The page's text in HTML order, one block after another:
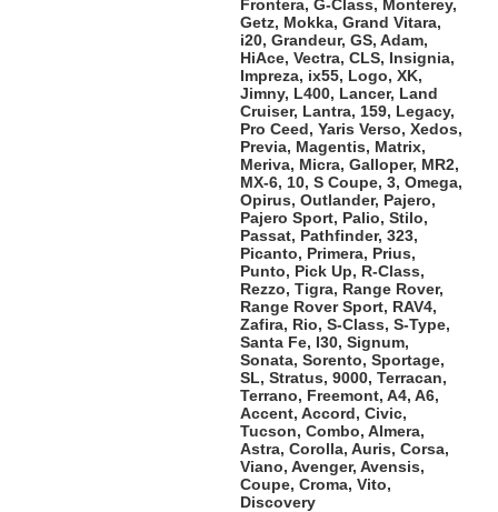
Frontera, G-Class, Monterey,
Getz, Mokka, Grand Vitara,
i20, Grandeur, GS, Adam,
HiAce, Vectra, CLS, Insignia,
Impreza, ix55, Logo, XK,
Jimny, L400, Lancer, Land
Cruiser, Lantra, 159, Legacy,
Pro Ceed, Yaris Verso, Xedos,
Previa, Magentis, Matrix,
Meriva, Micra, Galloper, MR2,
MX-6, 10, S Coupe, 3, Omega,
Opirus, Outlander, Pajero,
Pajero Sport, Palio, Stilo,
Passat, Pathfinder, 323,
Picanto, Primera, Prius,
Punto, Pick Up, R-Class,
Rezzo, Tigra, Range Rover,
Range Rover Sport, RAV4,
Zafira, Rio, S-Class, S-Type,
Santa Fe, I30, Signum,
Sonata, Sorento, Sportage,
SL, Stratus, 9000, Terracan,
Terrano, Freemont, A4, A6,
Accent, Accord, Civic,
Tucson, Combo, Almera,
Astra, Corolla, Auris, Corsa,
Viano, Avenger, Avensis,
Coupe, Croma, Vito,
Discovery